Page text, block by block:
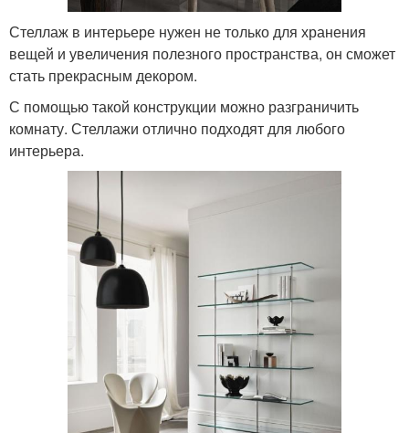
Стеллаж в интерьере нужен не только для хранения
вещей и увеличения полезного пространства, он сможет
стать прекрасным декором.
С помощью такой конструкции можно разграничить
комнату. Стеллажи отлично подходят для любого
интерьера.